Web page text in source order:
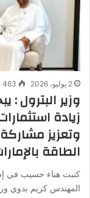
2 يوليو، 2026 463
وزير البترول :
زيادة
وتعزيز
الطاقة
كتبت هناء حسيب في
المهندس كريم بدوي